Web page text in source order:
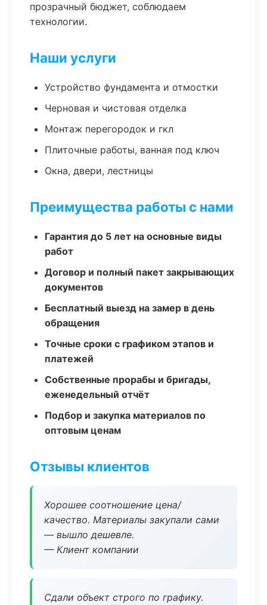
прозрачный бюджет, соблюдаем
технологии.
Наши услуги
Устройство фундамента и отмостки
Черновая и чистовая отделка
Монтаж перегородок и гкл
Плиточные работы, ванная под ключ
Окна, двери, лестницы
Преимущества работы с нами
Гарантия до 5 лет на основные виды
работ
Договор и полный пакет закрывающих
документов
Бесплатный выезд на замер в день
обращения
Точные сроки с графиком этапов и
платежей
Собственные прорабы и бригады,
еженедельный отчёт
Подбор и закупка материалов по
оптовым ценам
Отзывы клиентов
Хорошее соотношение цена/
качество. Материалы закупали сами
— вышло дешевле.
— Клиент компании
Сдали объект строго по графику.